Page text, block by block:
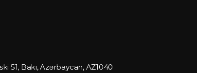
51, Bakı, Azərbaycan, AZ1040